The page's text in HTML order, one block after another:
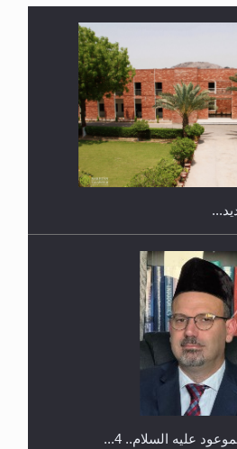
في الجماعة الأحمدية في
لمجلس أنصار الله في هولندا
عليه السلام.. 4...